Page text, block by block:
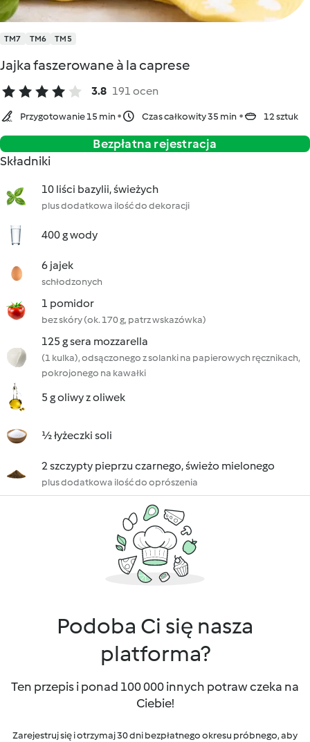
TM7 TM6 TM5
Jajka faszerowane à la caprese
3.8 191 ocen
Przygotowanie 15 min Czas całkowity 35 min 12 sztuk
Bezpłatna rejestracja
Składniki
10 liści bazylii, świeżych
plus dodatkowa ilość do dekoracji
400 g wody
6 jajek
schłodzonych
1 pomidor
bez skóry (ok. 170 g, patrz wskazówka)
125 g sera mozzarella
(1 kulka), odsączonego z solanki na papierowych ręcznikach,
pokrojonego na kawałki
5 g oliwy z oliwek
½ łyżeczki soli
2 szczypty pieprzu czarnego, świeżo mielonego
plus dodatkowa ilość do oprószenia
Podoba Ci się nasza
platforma?
Ten przepis i ponad 100 000 innych potraw czeka na
Ciebie!
Zarejestruj się i otrzymaj 30 dni bezpłatnego okresu próbnego, aby